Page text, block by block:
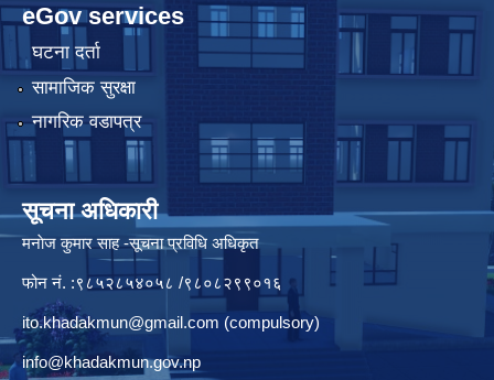
eGov services
घटना दर्ता
सामाजिक सुरक्षा
नागरिक वडापत्र
सूचना अधिकारी
मनाेज कुमार साह -सूचना प्रविधि अधिकृत
फोन नं. :९८५२८५४०५८ /९८०८२९९०१६
ito.khadakmun@gmail.com (compulsory)
info@khadakmun.gov.np